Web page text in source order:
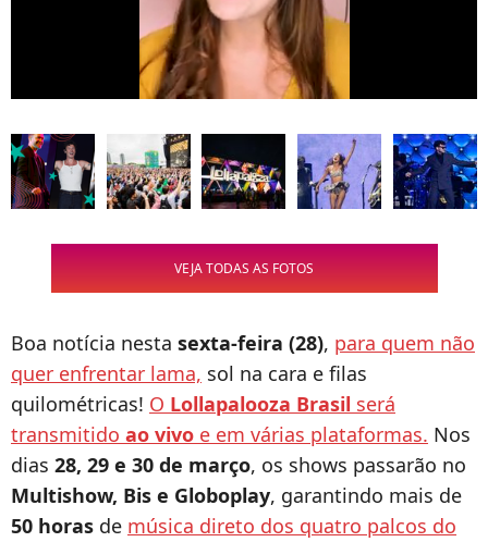
VEJA TODAS AS FOTOS
Boa notícia nesta sexta-feira (28), para quem não
quer enfrentar lama, sol na cara e filas
quilométricas! O Lollapalooza Brasil será
transmitido ao vivo e em várias plataformas. Nos
dias 28, 29 e 30 de março, os shows passarão no
Multishow, Bis e Globoplay, garantindo mais de
50 horas de música direto dos quatro palcos do